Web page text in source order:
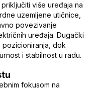
više uređaja na
uzemljene utičnice,
povezivanje
uređaja. Dugački
pozicioniranja, dok
i stabilnost u radu.
fokusom na